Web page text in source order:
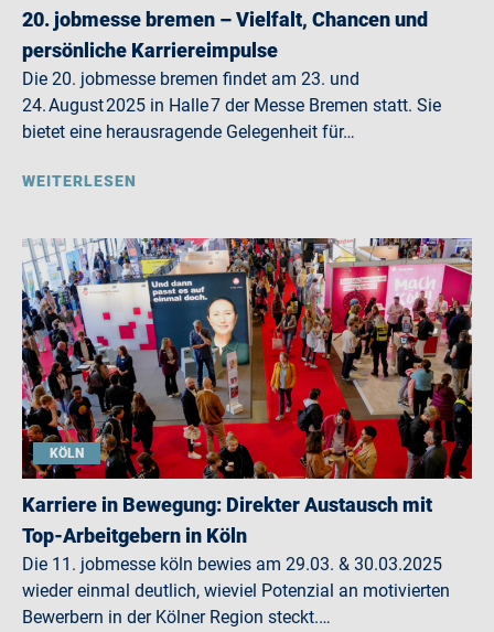
20. jobmesse bremen – Vielfalt, Chancen und
persönliche Karriereimpulse
Die 20. jobmesse bremen findet am 23. und
24. August 2025 in Halle 7 der Messe Bremen statt. Sie
bietet eine herausragende Gelegenheit für…
WEITERLESEN
KÖLN
Karriere in Bewegung: Direkter Austausch mit
Top-Arbeitgebern in Köln
Die 11. jobmesse köln bewies am 29.03. & 30.03.2025
wieder einmal deutlich, wieviel Potenzial an motivierten
Bewerbern in der Kölner Region steckt.…